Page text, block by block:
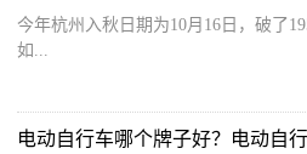
今年杭州入秋日期为10月16日，破了
如...
电动自行车哪个牌子好？电动自